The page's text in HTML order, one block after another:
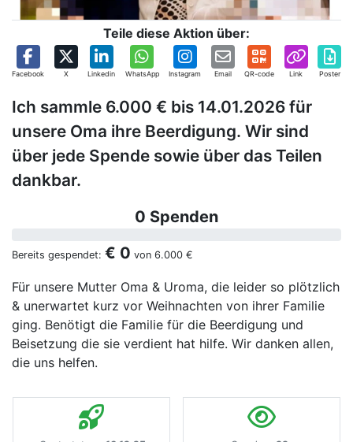
Teile diese Aktion über:
Facebook X Linkedin WhatsApp Instagram Email QR-code Link Poster
Ich sammle 6.000 € bis 14.01.2026 für
unsere Oma ihre Beerdigung. Wir sind
über jede Spende sowie über das Teilen
dankbar.
0 Spenden
Bereits gespendet: € 0 von 6.000 €
Für unsere Mutter Oma & Uroma, die leider so plötzlich
& unerwartet kurz vor Weihnachten von ihrer Familie
ging. Benötigt die Familie für die Beerdigung und
Beisetzung die sie verdient hat hilfe. Wir danken allen,
die uns helfen.